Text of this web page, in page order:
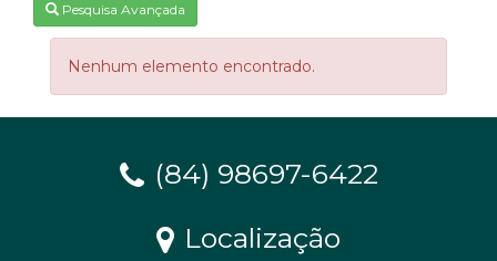
Pesquisa Avançada
Nenhum elemento encontrado.
(84) 98697-6422
Localização